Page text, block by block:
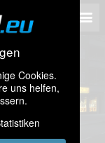
Cookies.
uns helfen,